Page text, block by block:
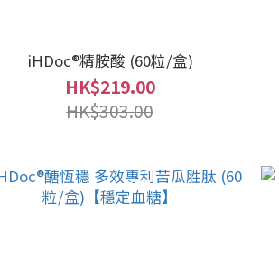
iHDoc®精胺酸 (60粒/盒)
HK$219.00
HK$303.00